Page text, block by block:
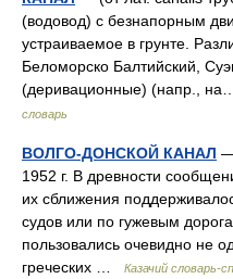
(водовод) с безнапорным
устраиваемое в грунте.
Беломорско Балтийский,
(деривационные) (напр.,
словарь
ВОЛГО-ДОНСКОЙ КАНАЛ —
1952 г. В древности
их сближения
судов или по гужевым
пользовались очевидно не
греческих …
Казачий словарь-